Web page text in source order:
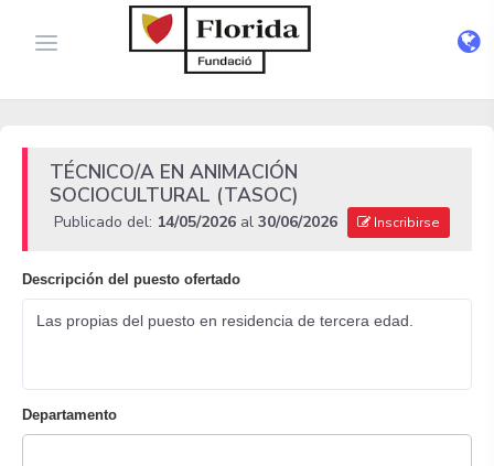
TÉCNICO/A EN ANIMACIÓN
SOCIOCULTURAL (TASOC)
Publicado del: 14/05/2026 al 30/06/2026 Inscribirse
Descripción del puesto ofertado
Las propias del puesto en residencia de tercera edad.
Departamento